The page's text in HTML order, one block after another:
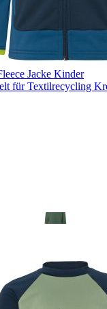
Jacke Kinder
für Textilrecycling